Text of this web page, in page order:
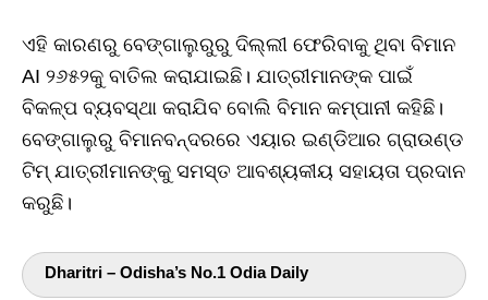
ଏହି କାରଣରୁ ବେଙ୍ଗାଲୁରୁରୁ ଦିଲ୍ଲୀ ଫେରିବାକୁ ଥିବା ବିମାନ
AI ୨୬୫୨କୁ ବାତିଲ କରାଯାଇଛି। ଯାତ୍ରୀମାନଙ୍କ ପାଇଁ
ବିକଳ୍ପ ବ୍ୟବସ୍ଥା କରାଯିବ ବୋଲି ବିମାନ କମ୍ପାନୀ କହିଛି।
ବେଙ୍ଗାଲୁରୁ ବିମାନବନ୍ଦରରେ ଏୟାର ଇଣ୍ଡିଆର ଗ୍ରାଉଣ୍ଡ
ଟିମ୍‌ ଯାତ୍ରୀମାନଙ୍କୁ ସମସ୍ତ ଆବଶ୍ୟକୀୟ ସହାୟତା ପ୍ରଦାନ
କରୁଛି।
Dharitri – Odisha’s No.1 Odia Daily